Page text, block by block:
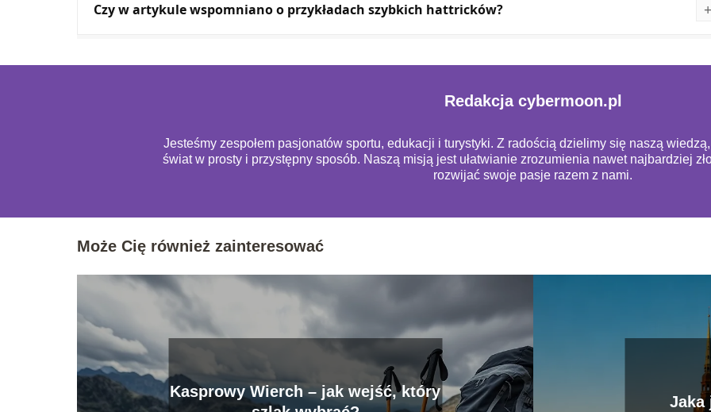
Czy w artykule wspomniano o przykładach szybkich hattricków?
Redakcja cybermoon.pl
Jesteśmy zespołem pasjonatów sportu, edukacji i turystyki. Z radością dzielimy się naszą
świat w prosty i przystępny sposób. Naszą misją jest ułatwianie zrozumienia nawet najbardziej
rozwijać swoje pasje razem z nami.
Może Cię również zainteresować
Kasprowy Wierch – jak wejść, który
Jaka